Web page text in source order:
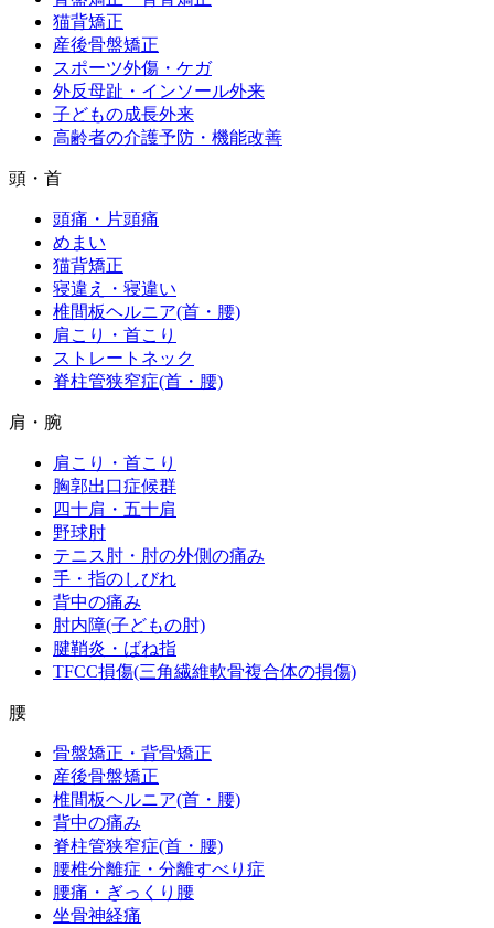
猫背矯正
産後骨盤矯正
スポーツ外傷・ケガ
外反母趾・インソール外来
子どもの成長外来
高齢者の介護予防・機能改善
頭・首
頭痛・片頭痛
めまい
猫背矯正
寝違え・寝違い
椎間板ヘルニア(首・腰)
肩こり・首こり
ストレートネック
脊柱管狭窄症(首・腰)
肩・腕
肩こり・首こり
胸郭出口症候群
四十肩・五十肩
野球肘
テニス肘・肘の外側の痛み
手・指のしびれ
背中の痛み
肘内障(子どもの肘)
腱鞘炎・ばね指
TFCC損傷(三角繊維軟骨複合体の損傷)
腰
骨盤矯正・背骨矯正
産後骨盤矯正
椎間板ヘルニア(首・腰)
背中の痛み
脊柱管狭窄症(首・腰)
腰椎分離症・分離すべり症
腰痛・ぎっくり腰
坐骨神経痛